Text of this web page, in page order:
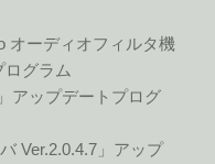
オーディオフィルタ機
ログラム
アップデートプログ
Ver.2.0.4.7」アップ